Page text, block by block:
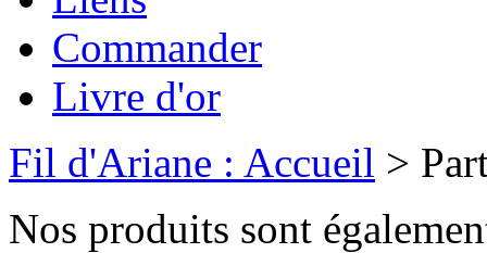
Commander
Livre d'or
Fil d'Ariane : Accueil >
Nos produits sont